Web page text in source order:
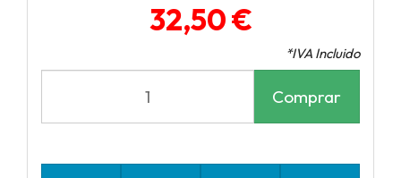
32,50 €
*IVA Incluido
Comprar